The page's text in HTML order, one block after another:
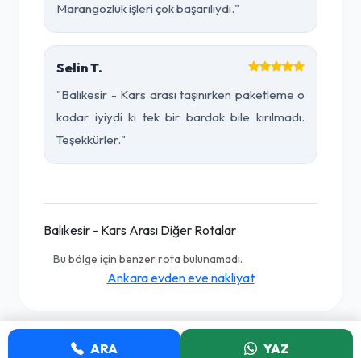
Marangozluk işleri çok başarılıydı."
Selin T.
"Balıkesir - Kars arası taşınırken paketleme o
kadar iyiydi ki tek bir bardak bile kırılmadı.
Teşekkürler."
Balıkesir - Kars Arası Diğer Rotalar
Bu bölge için benzer rota bulunamadı.
Ankara evden eve nakliyat
ARA YAZ